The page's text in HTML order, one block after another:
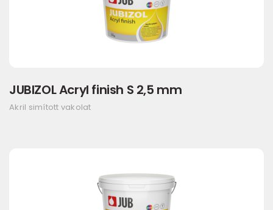
JUBIZOL Acryl finish S 2,5 mm
Akril simított vakolat